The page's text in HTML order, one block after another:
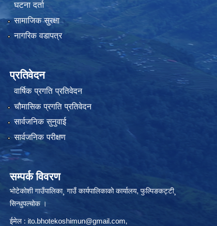
घटना दर्ता
सामाजिक सुरक्षा
नागरिक वडापत्र
प्रतिवेदन
वार्षिक प्रगति प्रतिवेदन
चौमासिक प्रगति प्रतिवेदन
सार्वजनिक सुनुवाई
सार्वजनिक परीक्षण
सम्पर्क विवरण
भोटेकोशी गाउँपालिका¸ गाउँ कार्यपालिकाकाे कार्यालय, फुल्पिङकट्टी¸
सिन्धुपल्चोक ।
ईमेल : ito.bhotekoshimun@gmail.com,